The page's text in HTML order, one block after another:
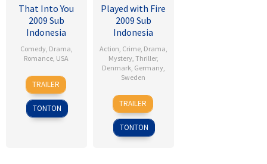
That Into You
2009 Sub
Indonesia
Comedy, Drama,
Romance, USA
6
Feb
2009
Ken
Kwapis
TRAILER
TONTON
Played with Fire
2009 Sub
Indonesia
Action, Crime, Drama,
Mystery, Thriller,
Denmark, Germany,
Sweden
18
Sep
2009
Daniel
Alfredson
TRAILER
TONTON